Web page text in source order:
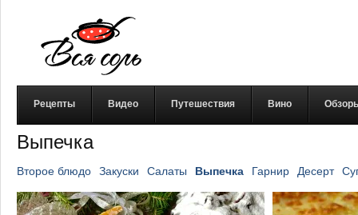
Рецепты Видео Путешествия Вино
Выпечка
Второе блюдо Закуски Салаты Выпечка Гарнир Десерт